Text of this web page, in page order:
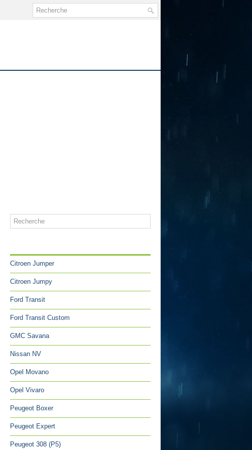
Citroen Jumper
Citroen Jumpy
Ford Transit
Ford Transit Custom
GMC Savana
Nissan NV
Opel Movano
Opel Vivaro
Peugeot Boxer
Peugeot Expert
Peugeot 308 (P5)